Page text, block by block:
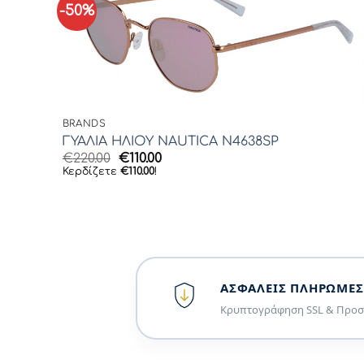
-50%
BRANDS
ΓΥΑΛΙΑ ΗΛΙΟΥ NAUTICA N4638SP
€220.00 Original
price
€110.00Η
Κερδίζετε €110.00!
ΑΣΦΑΛΕΊΣ ΠΛΗΡΩΜΈΣ
Κρυπτογράφηση SSL &